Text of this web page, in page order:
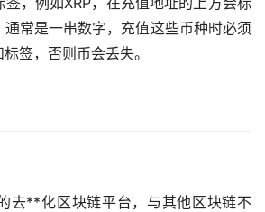
常是一串数字，充值这些币种时必须
签，否则币会丢失。
去**化区块链平台，与其他区块链不